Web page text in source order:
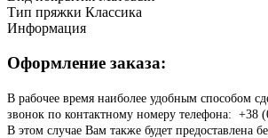
Тип пряжки Классика
Информация
Оформление заказа:
В рабочее время наиболее удобным способом
звонок по контактному номеру телефона: +38
В этом случае Вам также будет предоставлена